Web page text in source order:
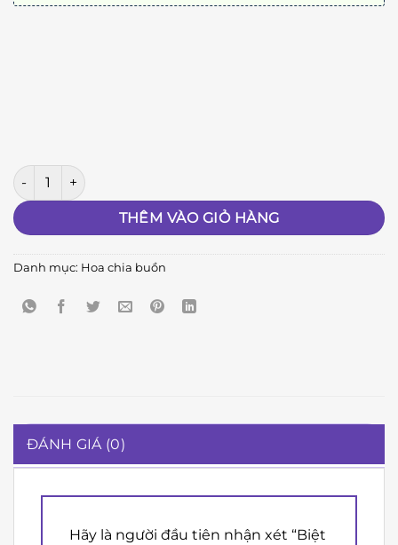
Biệt Ly A123 số lượng
THÊM VÀO GIỎ HÀNG
Danh mục: Hoa chia buồn
ĐÁNH GIÁ (0)
Hãy là người đầu tiên nhận xét “Biệt